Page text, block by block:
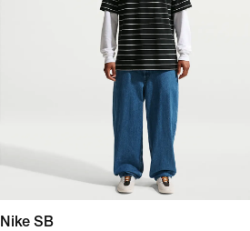
Nike SB